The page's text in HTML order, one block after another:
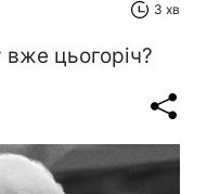
3 хв
вже цьогоріч?